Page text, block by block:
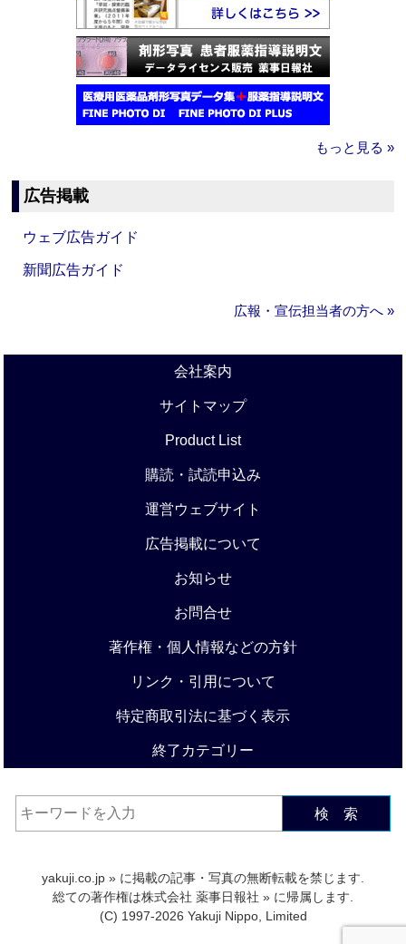
もっと見る »
広告掲載
ウェブ広告ガイド
新聞広告ガイド
広報・宣伝担当者の方へ »
会社案内
サイトマップ
Product List
購読・試読申込み
運営ウェブサイト
広告掲載について
お知らせ
お問合せ
著作権・個人情報などの方針
リンク・引用について
特定商取引法に基づく表示
終了カテゴリー
検 索
yakuji.co.jp » に掲載の記事・写真の無断転載を禁じます.
総ての著作権は株式会社 薬事日報社 » に帰属します.
(C) 1997-2026 Yakuji Nippo, Limited